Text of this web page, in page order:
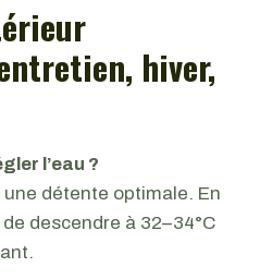
hiver,
l’eau ?
une détente optimale. En
descendre à 32–34°C